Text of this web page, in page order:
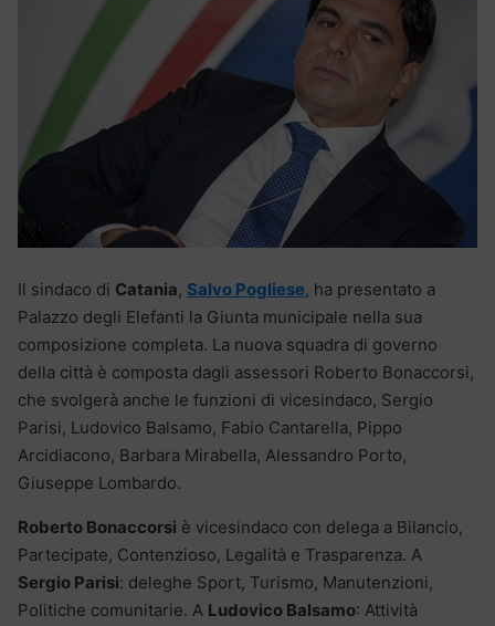
Il sindaco di Catania, Salvo Pogliese, ha presentato a
Palazzo degli Elefanti la Giunta municipale nella sua
composizione completa. La nuova squadra di governo
della città è composta dagli assessori Roberto Bonaccorsi,
che svolgerà anche le funzioni di vicesindaco, Sergio
Parisi, Ludovico Balsamo, Fabio Cantarella, Pippo
Arcidiacono, Barbara Mirabella, Alessandro Porto,
Giuseppe Lombardo.
Roberto Bonaccorsi è vicesindaco con delega a Bilancio,
Partecipate, Contenzioso, Legalità e Trasparenza. A
Sergio Parisi: deleghe Sport, Turismo, Manutenzioni,
Politiche comunitarie. A Ludovico Balsamo: Attività